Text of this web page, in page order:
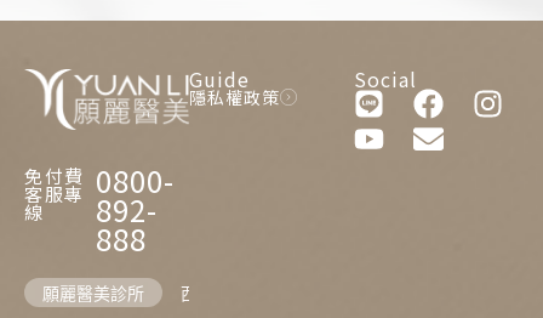
免付費
客服專
線
0800-
892-
888
願麗醫美診所 西門麗思醫美診所
Guide
隱私權政策
Social